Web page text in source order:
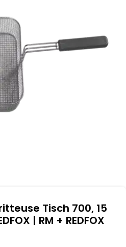
Tisch 700, 15
| RM + REDFOX